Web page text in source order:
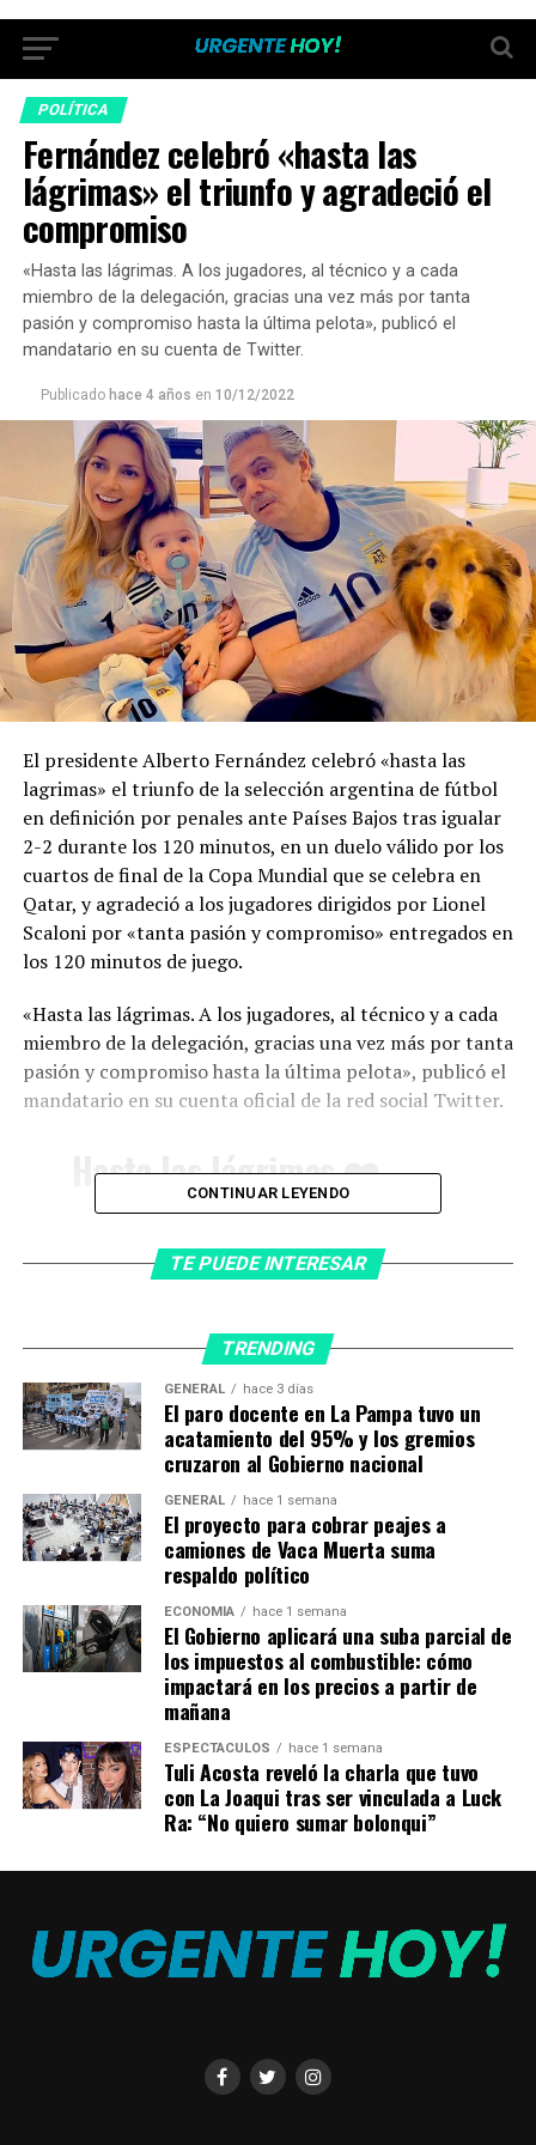
POLÍTICA
Fernández celebró «hasta las
lágrimas» el triunfo y agradeció el
compromiso
«Hasta las lágrimas. A los jugadores, al técnico y a cada
miembro de la delegación, gracias una vez más por tanta
pasión y compromiso hasta la última pelota», publicó el
mandatario en su cuenta de Twitter.
Publicado hace 4 años en 10/12/2022
El presidente Alberto Fernández celebró «hasta las
lagrimas» el triunfo de la selección argentina de fútbol
en definición por penales ante Países Bajos tras igualar
2-2 durante los 120 minutos, en un duelo válido por los
cuartos de final de la Copa Mundial que se celebra en
Qatar, y agradeció a los jugadores dirigidos por Lionel
Scaloni por «tanta pasión y compromiso» entregados en
los 120 minutos de juego.
«Hasta las lágrimas. A los jugadores, al técnico y a cada
miembro de la delegación, gracias una vez más por tanta
pasión y compromiso hasta la última pelota», publicó el
mandatario en su cuenta oficial de la red social Twitter.
Hasta las lágrimas ❤️
A los jugadores, al técnico
y a cada miembro de la
delegación, gracias una vez
más por tanta pasión y
compromiso hasta la
última pelota. Nos hacen
muy felices
«Nos hacen muy felices»,
subrayó.
La publicación fue
acompañada por una foto
de un abrazo entre Lionel
Messi y el arquero Emiliano
‘Dibu’ Martínez, que en la
definición contuvo dos
penal que ejecutaron los
jugadores de Países Bajos.
CONTINUAR LEYENDO
TE PUEDE INTERESAR
TRENDING
GENERAL hace 3 días
El paro docente en La Pampa tuvo un
acatamiento del 95% y los gremios
cruzaron al Gobierno nacional
GENERAL hace 1 semana
El proyecto para cobrar peajes a
camiones de Vaca Muerta suma
respaldo político
ECONOMÍA hace 1 semana
El Gobierno aplicará una suba parcial de
los impuestos al combustible: cómo
impactará en los precios a partir de
mañana
ESPECTÁCULOS hace 1 semana
Tuli Acosta reveló la charla que tuvo
con La Joaqui tras ser vinculada a Luck
Ra: “No quiero sumar bolonqui”